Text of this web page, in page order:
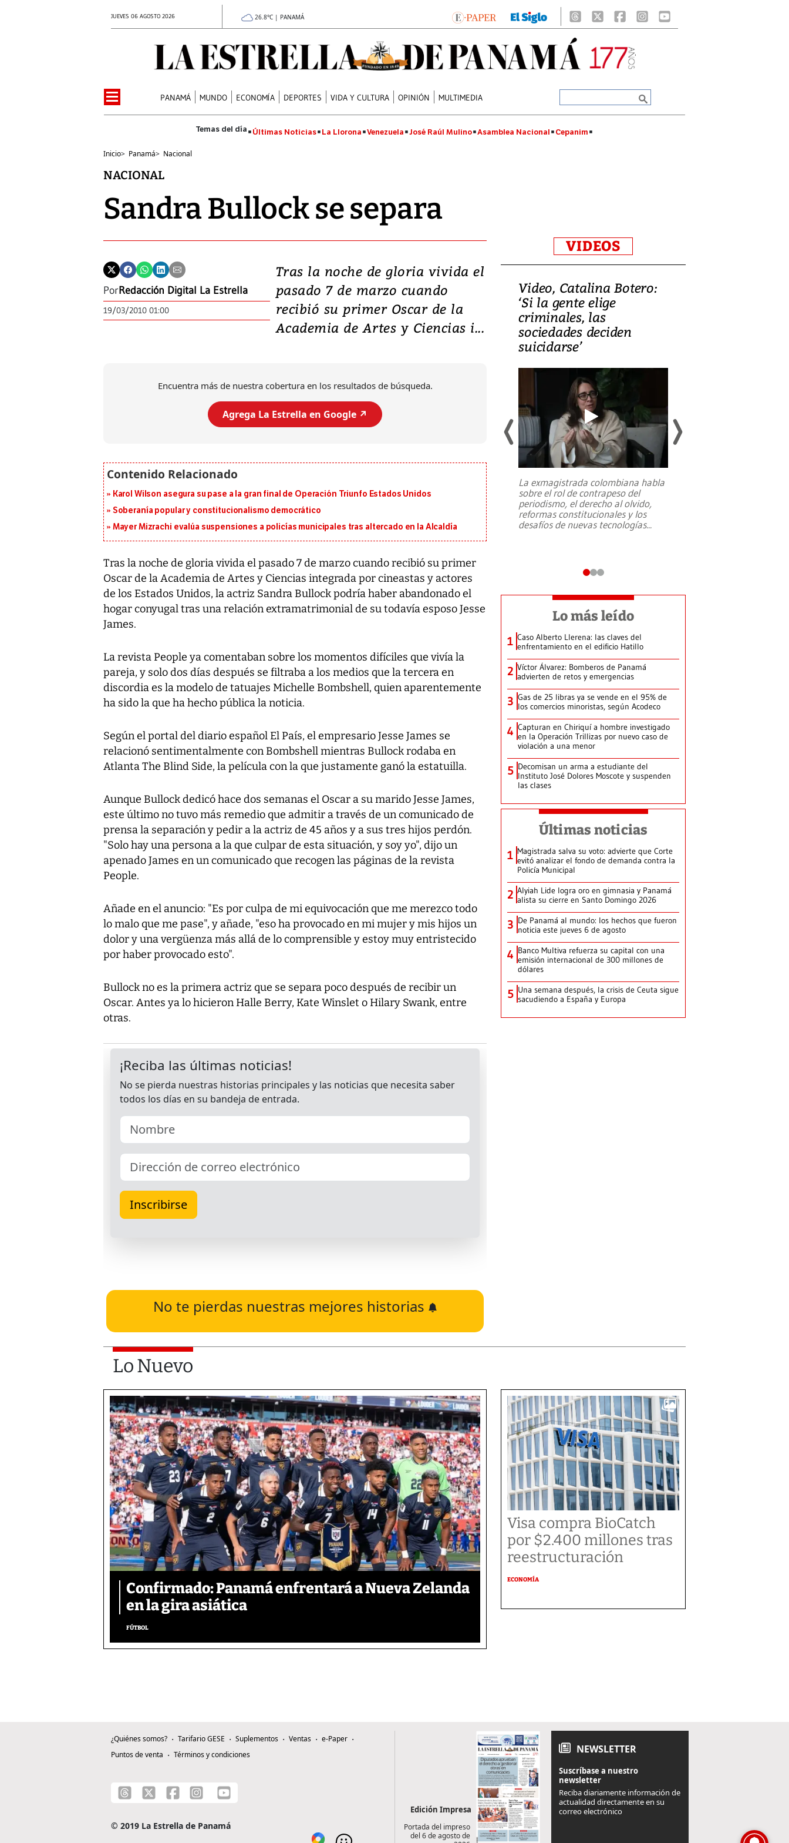
JUEVES 06 AGOSTO 2026 26.8°C | PANAMÁ
PANAMÁ MUNDO ECONOMÍA DEPORTES VIDA Y CULTURA OPINIÓN MULTIMEDIA
Últimas Noticias La Llorona Venezuela José Raúl Mulino Asamblea Nacional Cepanim
Inicio> Panamá> Nacional
NACIONAL
Sandra Bullock se separa
PorRedacción Digital La Estrella
19/03/2010 01:00
Tras la noche de gloria vivida el
pasado 7 de marzo cuando
recibió su primer Oscar de la
Academia de Artes y Ciencias i...
Encuentra más de nuestra cobertura en los resultados de búsqueda.
Agrega La Estrella en Google ↗️
Karol Wilson asegura su pase a la gran final de Operación Triunfo Estados Unidos
Soberanía popular y constitucionalismo democrático
Mayer Mizrachi evalúa suspensiones a policías municipales tras altercado en la Alcaldía
Tras la noche de gloria vivida el pasado 7 de marzo cuando recibió su primer
Oscar de la Academia de Artes y Ciencias integrada por cineastas y actores
de los Estados Unidos, la actriz Sandra Bullock podría haber abandonado el
hogar conyugal tras una relación extramatrimonial de su todavía esposo Jesse
James.
La revista People ya comentaban sobre los momentos difíciles que vivía la
pareja, y solo dos días después se filtraba a los medios que la tercera en
discordia es la modelo de tatuajes Michelle Bombshell, quien aparentemente
ha sido la que ha hecho pública la noticia.
Según el portal del diario español El País, el empresario Jesse James se
relacionó sentimentalmente con Bombshell mientras Bullock rodaba en
Atlanta The Blind Side, la película con la que justamente ganó la estatuilla.
Aunque Bullock dedicó hace dos semanas el Oscar a su marido Jesse James,
este último no tuvo más remedio que admitir a través de un comunicado de
prensa la separación y pedir a la actriz de 45 años y a sus tres hijos perdón.
"Solo hay una persona a la que culpar de esta situación, y soy yo", dijo un
apenado James en un comunicado que recogen las páginas de la revista
People.
Añade en el anuncio: "Es por culpa de mi equivocación que me merezco todo
lo malo que me pase", y añade, "eso ha provocado en mi mujer y mis hijos un
dolor y una vergüenza más allá de lo comprensible y estoy muy entristecido
por haber provocado esto".
Bullock no es la primera actriz que se separa poco después de recibir un
Oscar. Antes ya lo hicieron Halle Berry, Kate Winslet o Hilary Swank, entre
otras.
No te pierdas nuestras mejores historias
VIDEOS
Video, Japón: Terremoto
deja heridos y graves
daños en Kumamoto
7,1 se registró este martes 28 de
emergencia de gran...
Video, Catalina Botero:
‘Si la gente elige
criminales, las
sociedades deciden
suicidarse’
La exmagistrada colombiana habla
sobre el rol de contrapeso del
periodismo, el derecho al olvido,
reformas constitucionales y los
desafíos de nuevas tecnologías...
Lo más leído
1 Caso Alberto Llerena: las claves del
enfrentamiento en el edificio Hatillo
2 Víctor Álvarez: Bomberos de Panamá
advierten de retos y emergencias
3 Gas de 25 libras ya se vende en el 95% de
los comercios minoristas, según Acodeco
4 Capturan en Chiriquí a hombre investigado
en la Operación Trillizas por nuevo caso de
violación a una menor
5 Decomisan un arma a estudiante del
Instituto José Dolores Moscote y suspenden
las clases
Últimas noticias
1 Magistrada salva su voto: advierte que Corte
evitó analizar el fondo de demanda contra la
Policía Municipal
2 Alyiah Lide logra oro en gimnasia y Panamá
alista su cierre en Santo Domingo 2026
3 De Panamá al mundo: los hechos que fueron
noticia este jueves 6 de agosto
4 Banco Multiva refuerza su capital con una
emisión internacional de 300 millones de
dólares
5 Una semana después, la crisis de Ceuta sigue
sacudiendo a España y Europa
Lo Nuevo
Confirmado: Panamá enfrentará a Nueva Zelanda
en la gira asiática
FÚTBOL
Visa compra BioCatch
por $2.400 millones tras
reestructuración
ECONOMÍA
¿Quiénes somos? Tarifario GESE Suplementos Ventas
e-Paper
Puntos de venta
Términos y condiciones
© 2019 La Estrella de Panamá
Edición Impresa
Portada del impreso
del 6 de agosto de
NEWSLETTER
Suscríbase a nuestro
newsletter
Reciba diariamente información de
actualidad directamente en su
correo electrónico